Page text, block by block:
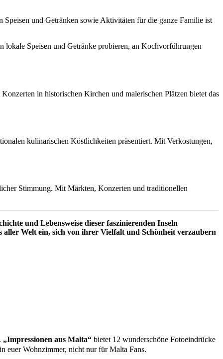
und Getränken sowie Aktivitäten für die ganze Familie ist
Speisen und Getränke probieren, an Kochvorführungen
in historischen Kirchen und malerischen Plätzen bietet das
kulinarischen Köstlichkeiten präsentiert. Mit Verkostungen,
Stimmung. Mit Märkten, Konzerten und traditionellen
und Lebensweise dieser faszinierenden Inseln
Welt ein, sich von ihrer Vielfalt und Schönheit verzaubern
„Impressionen aus Malta“ bietet 12 wunderschöne Fotoeindrücke
euer Wohnzimmer, nicht nur für Malta Fans.